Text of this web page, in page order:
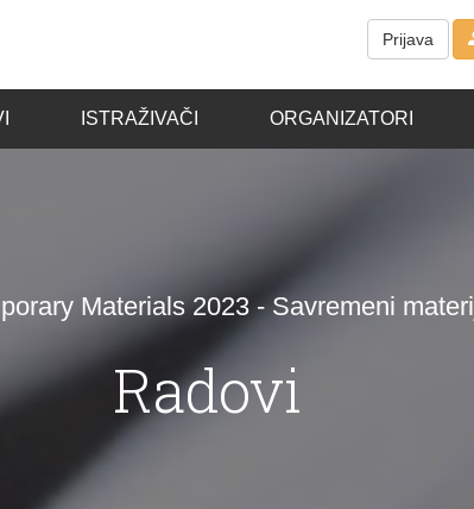
Prijava
ISTRAŽIVAČI ORGANIZATORI
Materials 2023 - Savremeni
Radovi